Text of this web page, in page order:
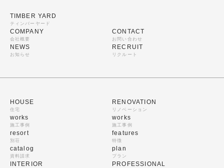
TIMBER YARD
ティンバーヤード
COMPANY
会社概要
NEWS
お知らせ
CONTACT
お問い合わせ
RECRUIT
リクルート
HOUSE
住宅
works
施工事例
resort
別荘
catalog
資料請求
RENOVATION
リノベーション
works
施工事例
features
特徴
plan
プラン
INTERIOR PROFESSIONAL